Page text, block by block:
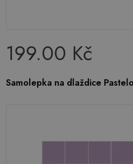
199.00 Kč
Samolepka na dlaždice